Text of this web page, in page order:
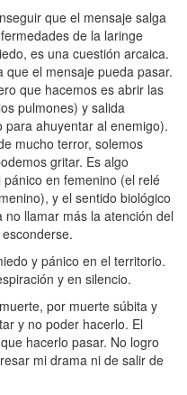
que el mensaje salga
de la laringe
es una cuestión arcaica.
que el mensaje pueda pasar.
que hacemos es abrir las
pulmones) y salida
para ahuyentar al enemigo).
mucho terror, solemos
gritar. Es algo
en femenino (el relé
y el sentido biológico
llamar más la atención del
y pánico en el territorio.
y en silencio.
por muerte súbita y
y no poder hacerlo. El
hacerlo pasar. No logro
mi drama ni de salir de